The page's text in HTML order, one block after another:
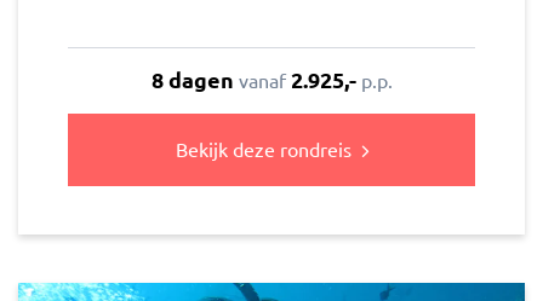
8 dagen vanaf 2.925,-p.p.
Bekijk deze rondreis